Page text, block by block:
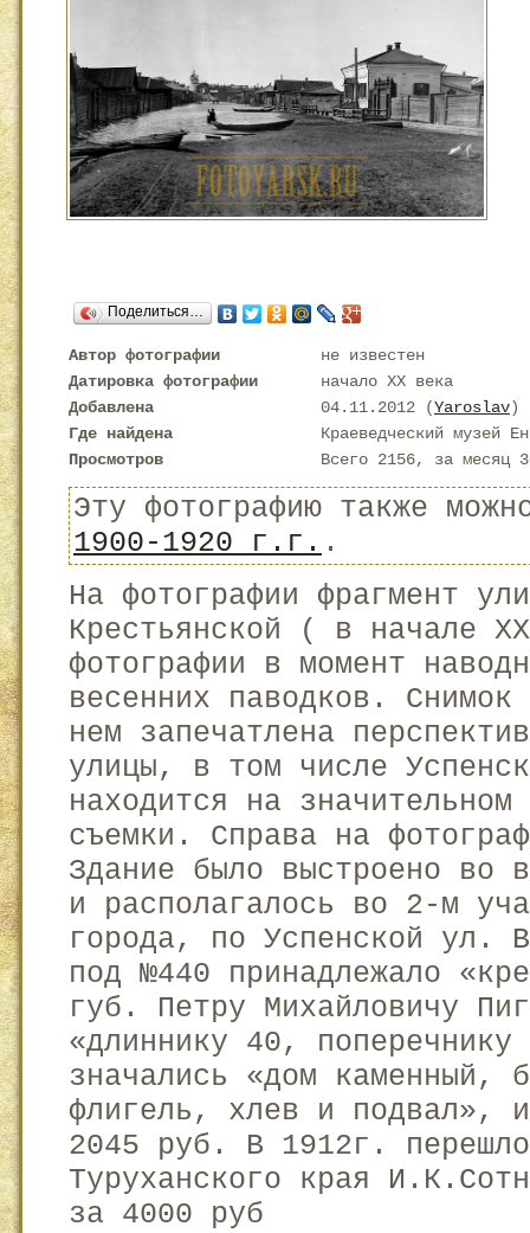
Поделиться…
Автор фотографии
не известен
Датировка фотографии
начало XX века
Добавлена
04.11.2012 (Yaroslav)
Где найдена
Краеведческий музей
Просмотров
Всего 2156, за месяц
Эту фотографию также
1900-1920 г.г. .
На фотографии фрагмент
Крестьянской ( в начале
фотографии в момент
весенних паводков.
нем запечатлена
улицы, в том числе
находится на
съемки. Справа на
Здание было выстроено во
и располагалось во 2-м
города, по Успенской ул.
под №440 принадлежало
губ. Петру Михайловичу
«длиннику 40,
значались «дом каменный,
флигель, хлев и подвал»,
2045 руб. В 1912г.
Туруханского края
за 4000 руб